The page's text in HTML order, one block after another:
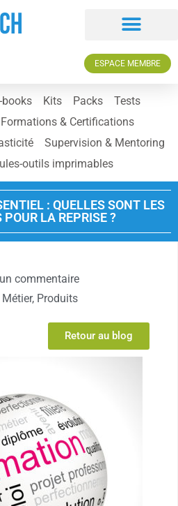
ESPACE MEMBRE
books Kits Packs
Tests
Formations & Certifications
Supervision & Mentoring
outils imprimables
: QUELLES SONT LES
LA REPRISE ?
commentaire
Métier, Produits
Retour au blog